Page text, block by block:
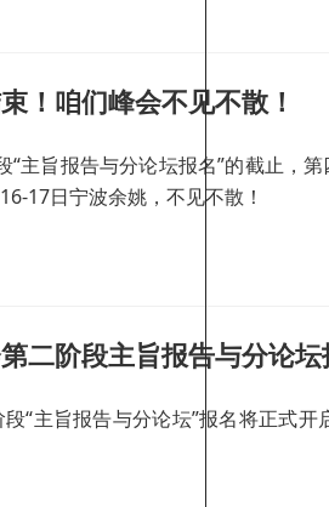
！咱们峰会不见不散！
“主旨报告与分论坛报名”的截止，
17日宁波余姚，不见不散！
二阶段主旨报告与分论
“主旨报告与分论坛”报名将正式